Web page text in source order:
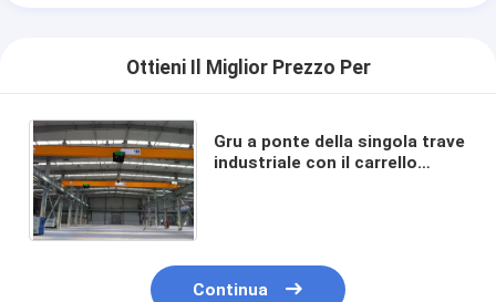
Ottieni Il Miglior Prezzo Per
Gru a ponte della singola trave
industriale con il carrello
Continua